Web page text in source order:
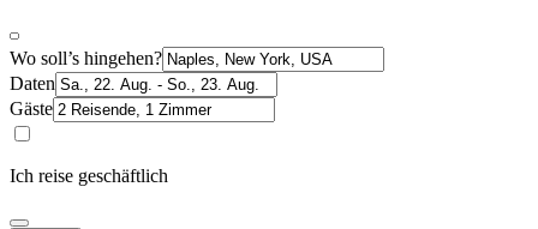
Wo soll’s hingehen?
Daten
Gäste
Ich reise geschäftlich